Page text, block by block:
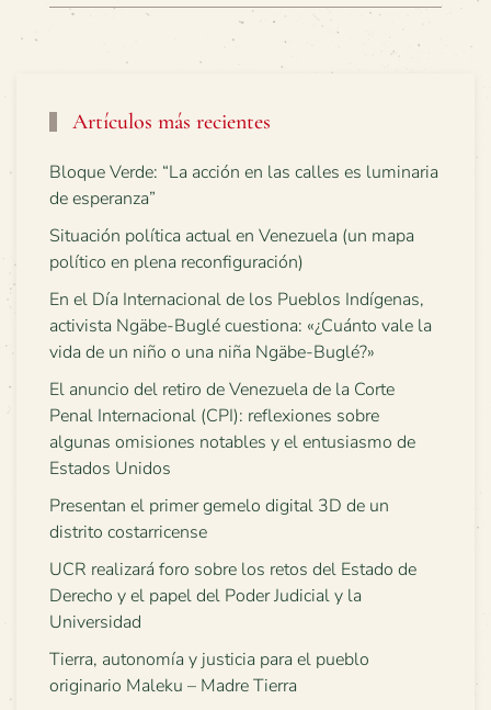
Artículos más recientes
Bloque Verde: “La acción en las calles es luminaria
de esperanza”
Situación política actual en Venezuela (un mapa
político en plena reconfiguración)
En el Día Internacional de los Pueblos Indígenas,
activista Ngäbe-Buglé cuestiona: «¿Cuánto vale la
vida de un niño o una niña Ngäbe-Buglé?»
El anuncio del retiro de Venezuela de la Corte
Penal Internacional (CPI): reflexiones sobre
algunas omisiones notables y el entusiasmo de
Estados Unidos
Presentan el primer gemelo digital 3D de un
distrito costarricense
UCR realizará foro sobre los retos del Estado de
Derecho y el papel del Poder Judicial y la
Universidad
Tierra, autonomía y justicia para el pueblo
originario Maleku – Madre Tierra